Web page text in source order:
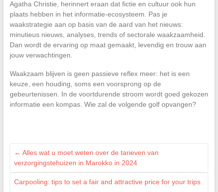
Agatha Christie, herinnert eraan dat fictie en cultuur ook hun
plaats hebben in het informatie-ecosysteem. Pas je
waakstrategie aan op basis van de aard van het nieuws:
minutieus nieuws, analyses, trends of sectorale waakzaamheid.
Dan wordt de ervaring op maat gemaakt, levendig en trouw aan
jouw verwachtingen.
Waakzaam blijven is geen passieve reflex meer: het is een
keuze, een houding, soms een voorsprong op de
gebeurtenissen. In de voortdurende stroom wordt goed gekozen
informatie een kompas. Wie zal de volgende golf opvangen?
← Alles wat u moet weten over de tarieven van
verzorgingstehuizen in Marokko in 2024
Carpooling: tips to set a fair and attractive price for your trips